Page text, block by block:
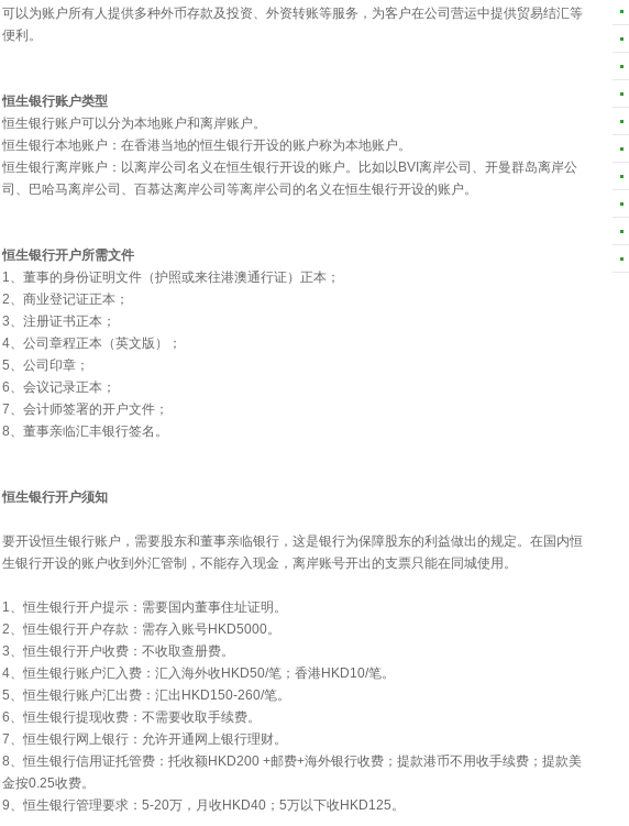
可以为账户所有人提供多种外币存款及投资、外资转账等服务，为客户在公司营运中提供贸易结汇等
便利。
恒生银行账户类型
恒生银行账户可以分为本地账户和离岸账户。
恒生银行本地账户：在香港当地的恒生银行开设的账户称为本地账户。
恒生银行离岸账户：以离岸公司名义在恒生银行开设的账户。比如以 BVI离岸公司、开曼群岛离岸公
司、巴哈马离岸公司、百慕达离岸公司等离岸公司的名义在恒生银行开设的账户。
恒生银行开户所需文件
1、董事的身份证明文件（护照或来往港澳通行证）正本；
2、商业登记证正本；
3、注册证书正本；
4、公司章程正本（英文版）；
5、公司印章；
6、会议记录正本；
7、会计师签署的开户文件；
8、董事亲临汇丰银行签名。
恒生银行开户须知
要开设恒生银行账户，需要股东和董事亲临银行，这是银行为保障股东的利益做出的规定。在国内恒
生银行开设的账户收到外汇管制，不能存入现金，离岸账号开出的支票只能在同城使用。
1、恒生银行开户提示：需要国内董事住址证明。
2、恒生银行开户存款：需存入账号HKD5000。
3、恒生银行开户收费：不收取查册费。
4、恒生银行账户汇入费：汇入海外收 HKD50/笔；香港HKD10/笔。
5、恒生银行账户汇出费：汇出 HKD150-260/笔。
6、恒生银行提现收费：不需要收取手续费。
7、恒生银行网上银行：允许开通网上银行理财。
8、恒生银行信用证托管费：托收额HKD200 +邮费+海外银行收费；提款港币不用收手续费；提款美
金按0.25收费。
9、恒生银行管理要求： 5-20万，月收HKD40；5万以下收HKD125。